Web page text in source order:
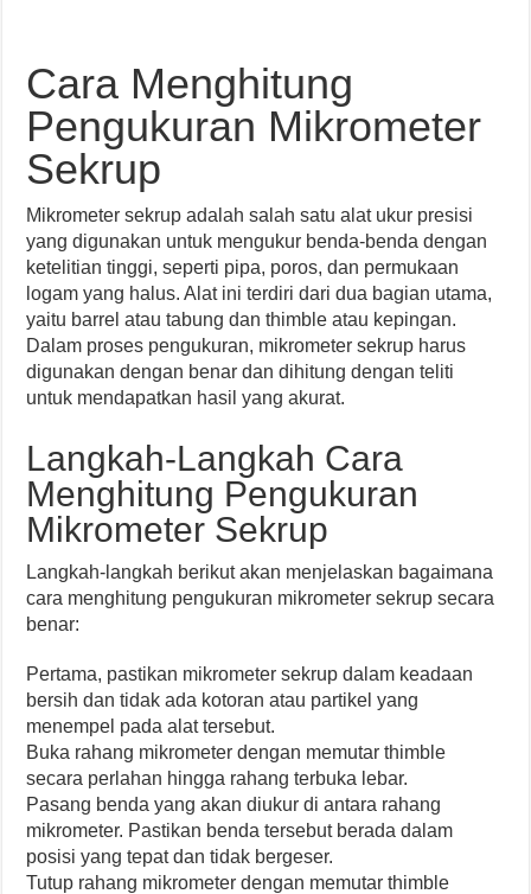
Cara Menghitung
Pengukuran Mikrometer
Sekrup
Mikrometer sekrup adalah salah satu alat ukur presisi
yang digunakan untuk mengukur benda-benda dengan
ketelitian tinggi, seperti pipa, poros, dan permukaan
logam yang halus. Alat ini terdiri dari dua bagian utama,
yaitu barrel atau tabung dan thimble atau kepingan.
Dalam proses pengukuran, mikrometer sekrup harus
digunakan dengan benar dan dihitung dengan teliti
untuk mendapatkan hasil yang akurat.
Langkah-Langkah Cara
Menghitung Pengukuran
Mikrometer Sekrup
Langkah-langkah berikut akan menjelaskan bagaimana
cara menghitung pengukuran mikrometer sekrup secara
benar:
Pertama, pastikan mikrometer sekrup dalam keadaan
bersih dan tidak ada kotoran atau partikel yang
menempel pada alat tersebut.
Buka rahang mikrometer dengan memutar thimble
secara perlahan hingga rahang terbuka lebar.
Pasang benda yang akan diukur di antara rahang
mikrometer. Pastikan benda tersebut berada dalam
posisi yang tepat dan tidak bergeser.
Tutup rahang mikrometer dengan memutar thimble